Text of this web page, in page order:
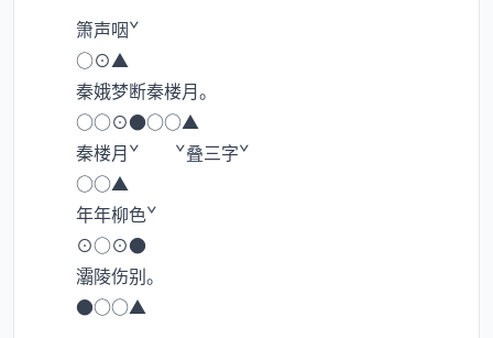
箫声咽ˇ
○⊙▲
秦娥梦断秦楼月。
○○⊙●○○▲
秦楼月ˇ ˇ叠三字ˇ
○○▲
年年柳色ˇ
⊙○⊙●
灞陵伤别。
●○○▲